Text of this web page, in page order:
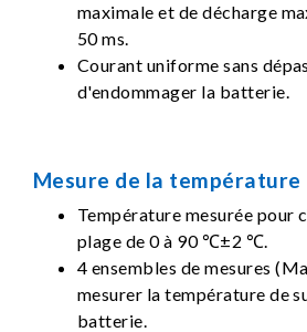
maximale et de décharge
50 ms.
Courant uniforme sans
d'endommager la batterie.
Mesure de la température
Température mesurée pour
plage de 0 à 90 ℃±2 ℃.
4 ensembles de mesures
mesurer la température de
batterie.